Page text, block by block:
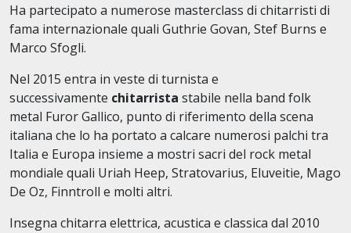
Ha partecipato a numerose masterclass di chitarristi di
fama internazionale quali Guthrie Govan, Stef Burns e
Marco Sfogli.
Nel 2015 entra in veste di turnista e
successivamente chitarrista stabile nella band folk
metal Furor Gallico, punto di riferimento della scena
italiana che lo ha portato a calcare numerosi palchi tra
Italia e Europa insieme a mostri sacri del rock metal
mondiale quali Uriah Heep, Stratovarius, Eluveitie, Mago
De Oz, Finntroll e molti altri.
Insegna chitarra elettrica, acustica e classica dal 2010